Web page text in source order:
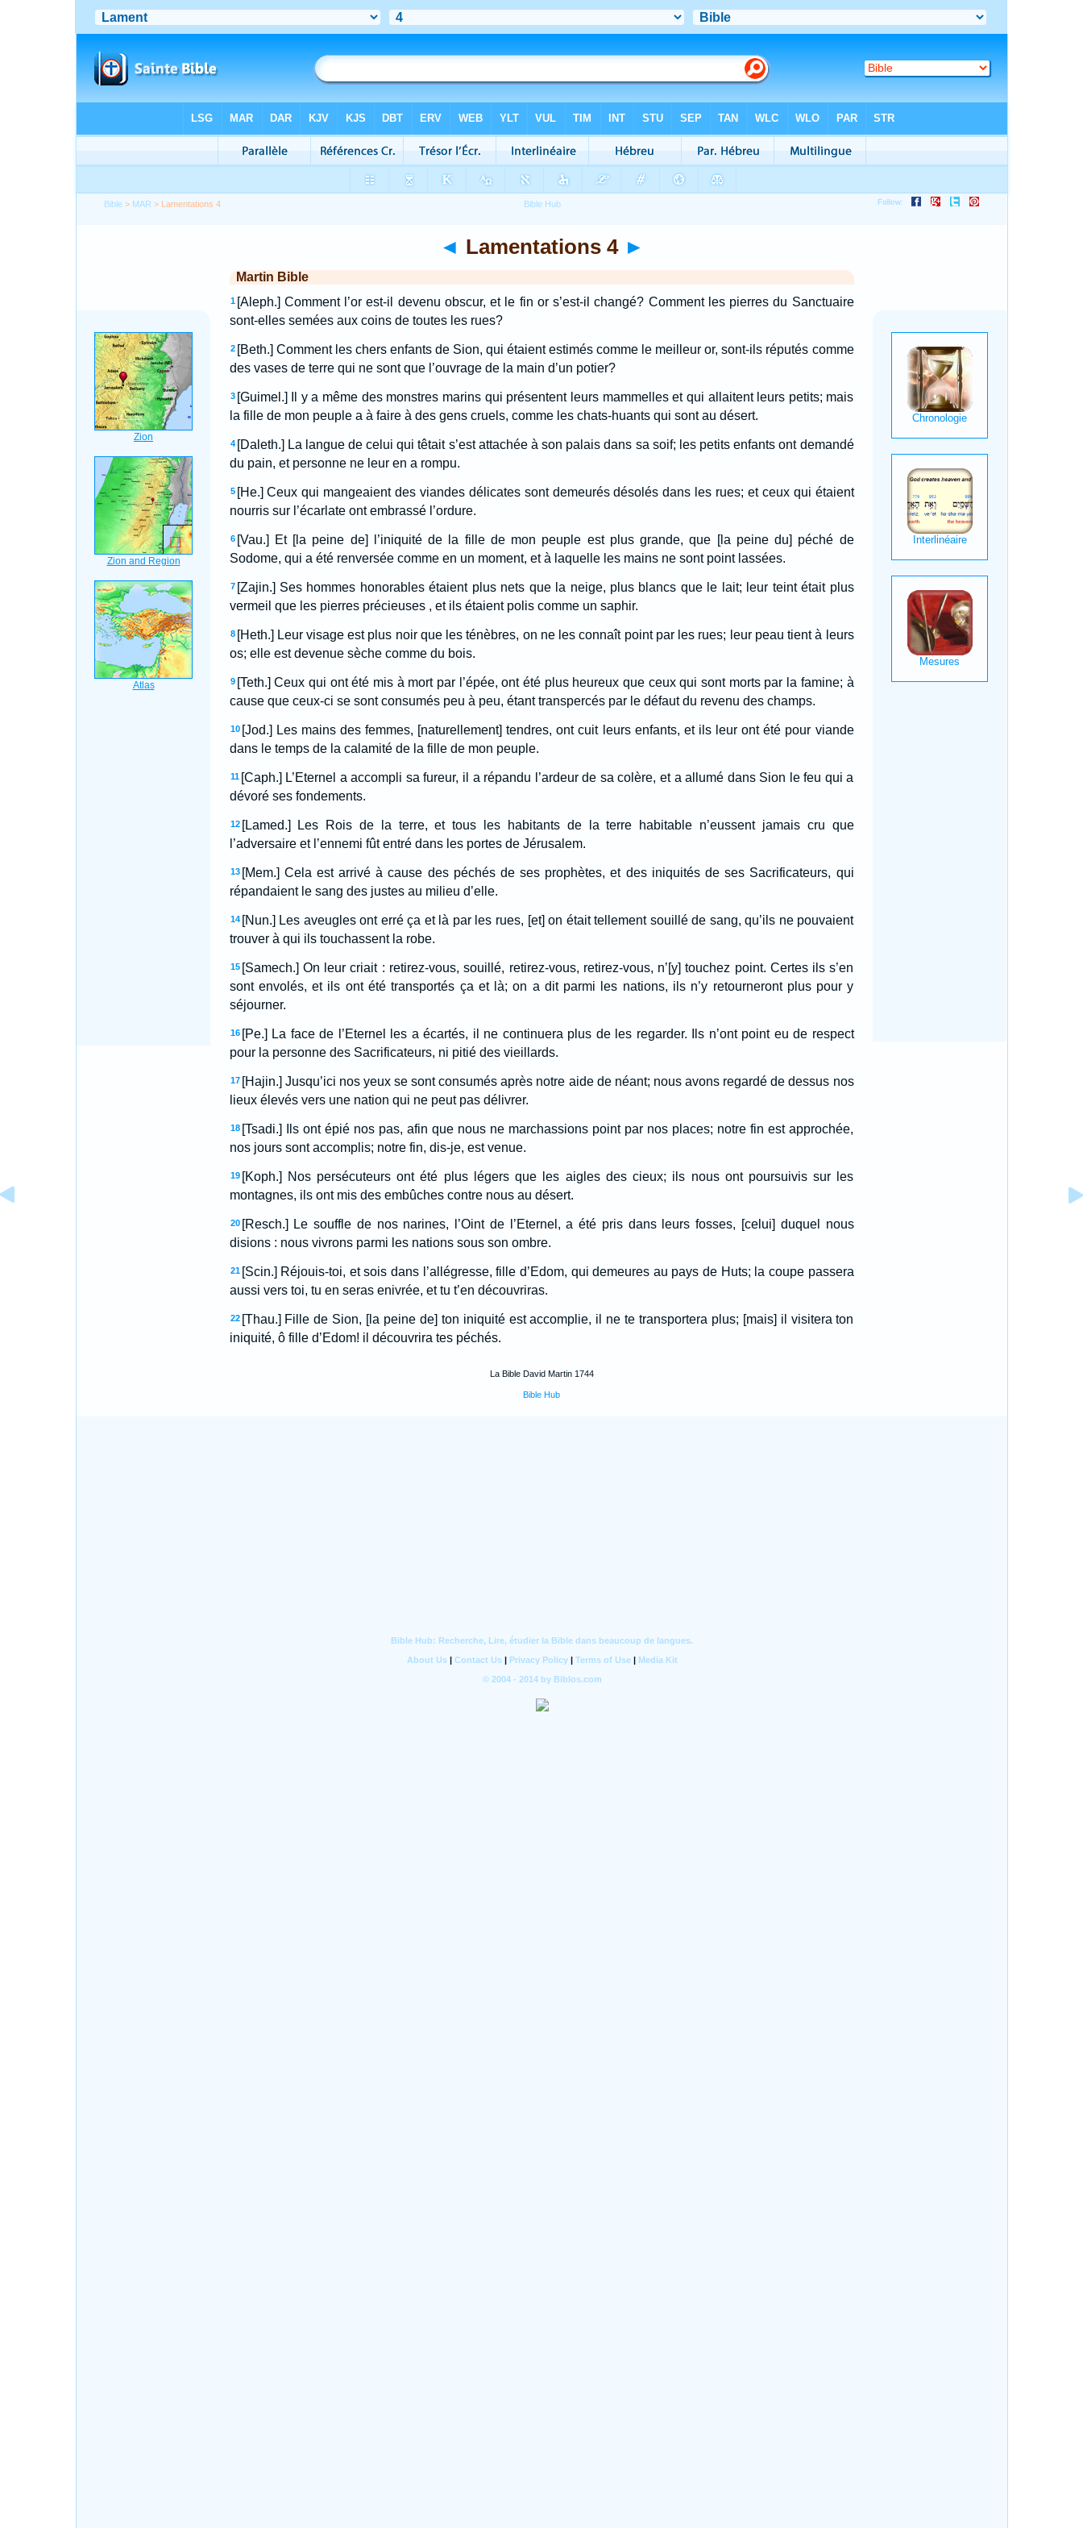
Bible > MAR > Lamentations 4
◄ Lamentations 4 ►
Martin Bible
1 [Aleph.] Comment l’or est-il devenu obscur, et le fin or s’est-il changé? Comment les pierres du Sanctuaire
sont-elles semées aux coins de toutes les rues?
2 [Beth.] Comment les chers enfants de Sion, qui étaient estimés comme le meilleur or, sont-ils réputés comme
des vases de terre qui ne sont que l’ouvrage de la main d’un potier?
3 [Guimel.] Il y a même des monstres marins qui présentent leurs mammelles et qui allaitent leurs petits; mais
la fille de mon peuple a à faire à des gens cruels, comme les chats-huants qui sont au désert.
4 [Daleth.] La langue de celui qui têtait s’est attachée à son palais dans sa soif; les petits enfants ont demandé
du pain, et personne ne leur en a rompu.
5 [He.] Ceux qui mangeaient des viandes délicates sont demeurés désolés dans les rues; et ceux qui étaient
nourris sur l’écarlate ont embrassé l’ordure.
6 [Vau.] Et [la peine de] l’iniquité de la fille de mon peuple est plus grande, que [la peine du] péché de
Sodome, qui a été renversée comme en un moment, et à laquelle les mains ne sont point lassées.
7 [Zajin.] Ses hommes honorables étaient plus nets que la neige, plus blancs que le lait; leur teint était plus
vermeil que les pierres précieuses , et ils étaient polis comme un saphir.
8 [Heth.] Leur visage est plus noir que les ténèbres, on ne les connaît point par les rues; leur peau tient à leurs
os; elle est devenue sèche comme du bois.
9 [Teth.] Ceux qui ont été mis à mort par l’épée, ont été plus heureux que ceux qui sont morts par la famine; à
cause que ceux-ci se sont consumés peu à peu, étant transpercés par le défaut du revenu des champs.
10 [Jod.] Les mains des femmes, [naturellement] tendres, ont cuit leurs enfants, et ils leur ont été pour viande
dans le temps de la calamité de la fille de mon peuple.
11 [Caph.] L’Eternel a accompli sa fureur, il a répandu l’ardeur de sa colère, et a allumé dans Sion le feu qui a
dévoré ses fondements.
12 [Lamed.] Les Rois de la terre, et tous les habitants de la terre habitable n’eussent jamais cru que
l’adversaire et l’ennemi fût entré dans les portes de Jérusalem.
13 [Mem.] Cela est arrivé à cause des péchés de ses prophètes, et des iniquités de ses Sacrificateurs, qui
répandaient le sang des justes au milieu d’elle.
14 [Nun.] Les aveugles ont erré ça et là par les rues, [et] on était tellement souillé de sang, qu’ils ne pouvaient
trouver à qui ils touchassent la robe.
15 [Samech.] On leur criait : retirez-vous, souillé, retirez-vous, retirez-vous, n’[y] touchez point. Certes ils s’en
sont envolés, et ils ont été transportés ça et là; on a dit parmi les nations, ils n’y retourneront plus pour y
séjourner.
16 [Pe.] La face de l’Eternel les a écartés, il ne continuera plus de les regarder. Ils n’ont point eu de respect
pour la personne des Sacrificateurs, ni pitié des vieillards.
17 [Hajin.] Jusqu’ici nos yeux se sont consumés après notre aide de néant; nous avons regardé de dessus nos
lieux élevés vers une nation qui ne peut pas délivrer.
18 [Tsadi.] Ils ont épié nos pas, afin que nous ne marchassions point par nos places; notre fin est approchée,
nos jours sont accomplis; notre fin, dis-je, est venue.
19 [Koph.] Nos persécuteurs ont été plus légers que les aigles des cieux; ils nous ont poursuivis sur les
montagnes, ils ont mis des embûches contre nous au désert.
20 [Resch.] Le souffle de nos narines, l’Oint de l’Eternel, a été pris dans leurs fosses, [celui] duquel nous
disions : nous vivrons parmi les nations sous son ombre.
21 [Scin.] Réjouis-toi, et sois dans l’allégresse, fille d’Edom, qui demeures au pays de Huts; la coupe passera
aussi vers toi, tu en seras enivrée, et tu t’en découvriras.
22 [Thau.] Fille de Sion, [la peine de] ton iniquité est accomplie, il ne te transportera plus; [mais] il visitera ton
iniquité, ô fille d’Edom! il découvrira tes péchés.
La Bible David Martin 1744
Bible Hub